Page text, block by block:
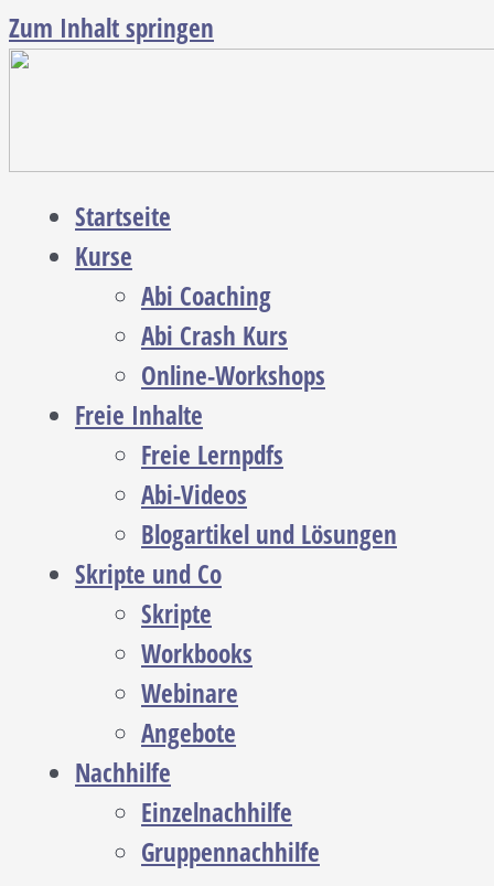
Zum Inhalt springen
Startseite
Kurse
Abi Coaching
Abi Crash Kurs
Online-Workshops
Freie Inhalte
Freie Lernpdfs
Abi-Videos
Blogartikel und Lösungen
Skripte und Co
Skripte
Workbooks
Webinare
Angebote
Nachhilfe
Einzelnachhilfe
Gruppennachhilfe